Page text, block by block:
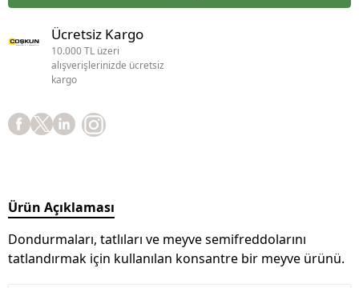
Ücretsiz Kargo
10.000 TL üzeri
alışverişlerinizde ücretsiz
kargo
Ürün Açıklaması
Dondurmaları, tatlıları ve meyve semifreddolarını
tatlandırmak için kullanılan konsantre bir meyve ürünü.